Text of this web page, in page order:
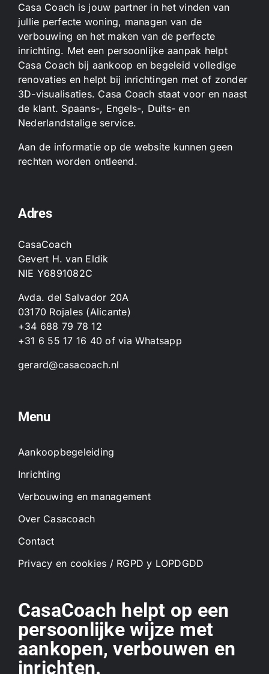
Casa Coach is jouw partner in het vinden van
jullie perfecte woning, managen van de
verbouwing en het maken van de perfecte
inrichting. Met een persoonlijke aanpak helpt
Casa Coach bij aankoop en begeleid volledige
renovaties en helpt bij inrichtingen met of zonder
3D-visualisaties. Casa Coach staat voor en naast
de klant. Spaans-, Engels-, Duits- en
Nederlandstalige service.
Aan de informatie op de website kunnen geen
rechten worden ontleend.
Adres
CasaCoach
Gevert H. van Eldik
NIE Y6891082C
Avda. del Salvador 20A
03170 Rojales (Alicante)
+34 688 79 78 12
+31 6 55 17 16 40 ofvia Whatsapp
gerard@casacoach.nl
Menu
Aankoopbegeleiding
Inrichting
Verbouwing en management
Over Casacoach
Contact
Privacy en cookies / RGPD y LOPDGDD
CasaCoach helpt op een
persoonlijke wijze met
aankopen, verbouwen en
inrichten.